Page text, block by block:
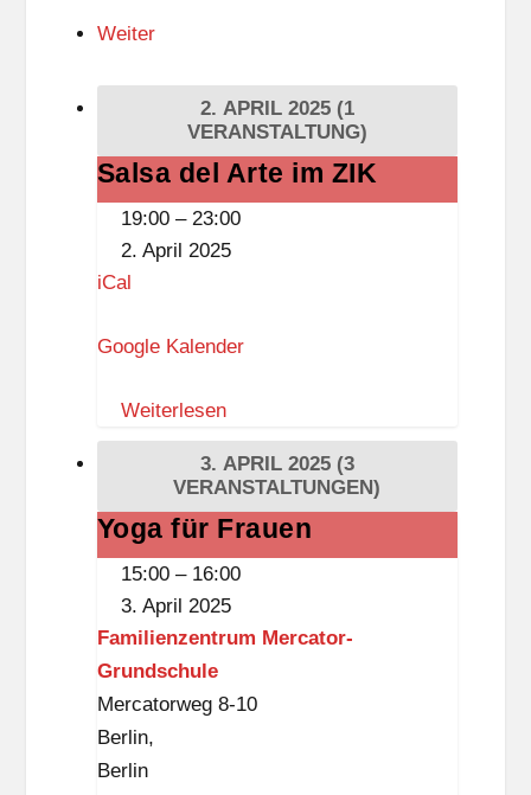
Weiter
2. APRIL 2025 (1
VERANSTALTUNG)
Salsa
del
Arte
im
Salsa del Arte im ZIK
19:00 – 23:00
2. April 2025
iCal
Google Kalender
Weiterlesen
3. APRIL 2025 (3
VERANSTALTUNGEN)
Yoga
für
Frauen
Yoga für Frauen
15:00 – 16:00
3. April 2025
Familienzentrum Mercator-
Grundschule
Mercatorweg 8-10
Berlin,
Berlin